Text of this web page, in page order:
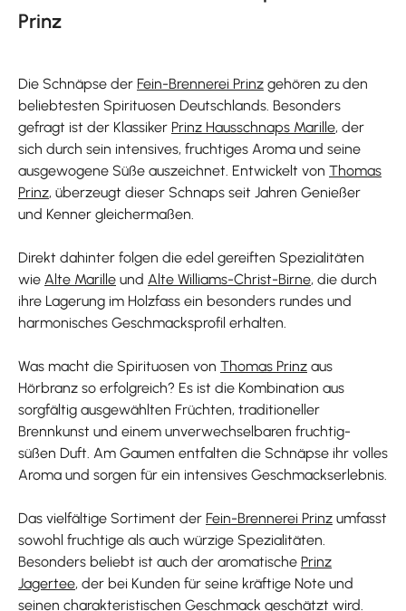
Prinz
Die Schnäpse der Fein-Brennerei Prinz gehören zu den
beliebtesten Spirituosen Deutschlands. Besonders
gefragt ist der Klassiker Prinz Hausschnaps Marille, der
sich durch sein intensives, fruchtiges Aroma und seine
ausgewogene Süße auszeichnet. Entwickelt von Thomas
Prinz, überzeugt dieser Schnaps seit Jahren Genießer
und Kenner gleichermaßen.
Direkt dahinter folgen die edel gereiften Spezialitäten
wie Alte Marille und Alte Williams-Christ-Birne, die durch
ihre Lagerung im Holzfass ein besonders rundes und
harmonisches Geschmacksprofil erhalten.
Was macht die Spirituosen von Thomas Prinz aus
Hörbranz so erfolgreich? Es ist die Kombination aus
sorgfältig ausgewählten Früchten, traditioneller
Brennkunst und einem unverwechselbaren fruchtig-
süßen Duft. Am Gaumen entfalten die Schnäpse ihr volles
Aroma und sorgen für ein intensives Geschmackserlebnis.
Das vielfältige Sortiment der Fein-Brennerei Prinz umfasst
sowohl fruchtige als auch würzige Spezialitäten.
Besonders beliebt ist auch der aromatische Prinz
Jagertee, der bei Kunden für seine kräftige Note und
seinen charakteristischen Geschmack geschätzt wird.